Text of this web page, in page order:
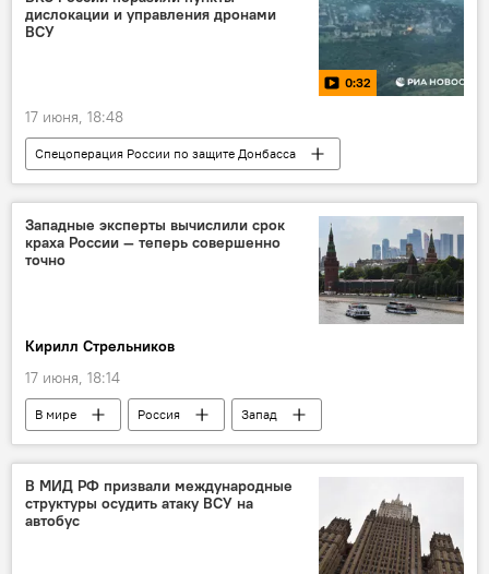
финансы
дислокации и управления дронами
ВСУ
0:32
17 июня, 18:48
Спецоперация России по защите Донбасса
Россия
Украина
ВС РФ
удар
ВСУ
Западные эксперты вычислили срок
краха России — теперь совершенно
точно
Кирилл Стрельников
17 июня, 18:14
В мире Россия
Запад
Германия
Политика
Экономика
Общество
финансы
В МИД РФ призвали международные
структуры осудить атаку ВСУ на
автобус